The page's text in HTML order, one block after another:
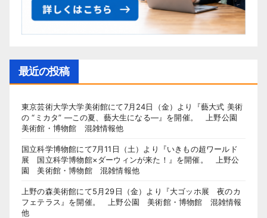
最近の投稿
東京芸術大学大学美術館にて7月24日（金）より『藝大式 美術
の “ミカタ” ―この夏、藝大生になる―』を開催。 上野公園
美術館・博物館 混雑情報他
国立科学博物館にて7月11日（土）より『いきもの超ワールド
展 国立科学博物館×ダーウィンが来た！』を開催。 上野公
園 美術館・博物館 混雑情報他
上野の森美術館にて5月29日（金）より『大ゴッホ展 夜のカ
フェテラス』を開催。 上野公園 美術館・博物館 混雑情報
他